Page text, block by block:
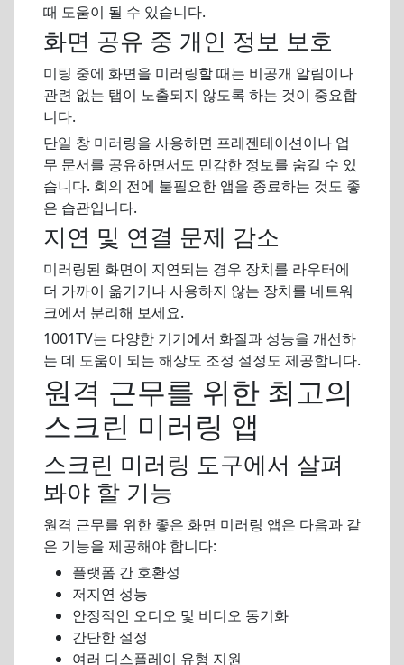
때 도움이 될 수 있습니다.
화면 공유 중 개인 정보 보호
미팅 중에 화면을 미러링할 때는 비공개 알림이나
관련 없는 탭이 노출되지 않도록 하는 것이 중요합
니다.
단일 창 미러링을 사용하면 프레젠테이션이나 업
무 문서를 공유하면서도 민감한 정보를 숨길 수 있
습니다. 회의 전에 불필요한 앱을 종료하는 것도 좋
은 습관입니다.
지연 및 연결 문제 감소
미러링된 화면이 지연되는 경우 장치를 라우터에
더 가까이 옮기거나 사용하지 않는 장치를 네트워
크에서 분리해 보세요.
1001TV는 다양한 기기에서 화질과 성능을 개선하
는 데 도움이 되는 해상도 조정 설정도 제공합니다.
원격 근무를 위한 최고의
스크린 미러링 앱
스크린 미러링 도구에서 살펴
봐야 할 기능
원격 근무를 위한 좋은 화면 미러링 앱은 다음과 같
은 기능을 제공해야 합니다:
플랫폼 간 호환성
저지연 성능
안정적인 오디오 및 비디오 동기화
간단한 설정
여러 디스플레이 유형 지원